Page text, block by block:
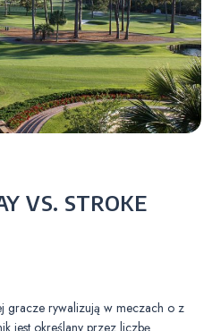
VS. STROKE
gracze rywalizują w meczach o z
jest określany przez liczbę